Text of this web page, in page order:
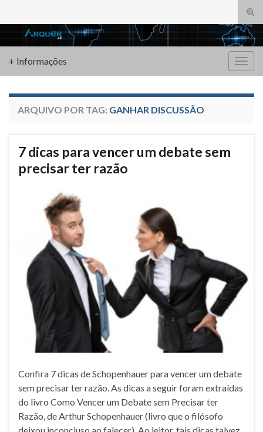
de
Search for:
+ Informações
ARQUIVO POR TAG: GANHAR DISCUSSÃO
7 dicas para vencer um debate sem
precisar ter razão
Confira 7 dicas de Schopenhauer para vencer um debate
sem precisar ter razão. As dicas a seguir foram extraídas
do livro Como Vencer um Debate sem Precisar ter
Razão, de Arthur Schopenhauer (livro que o filósofo